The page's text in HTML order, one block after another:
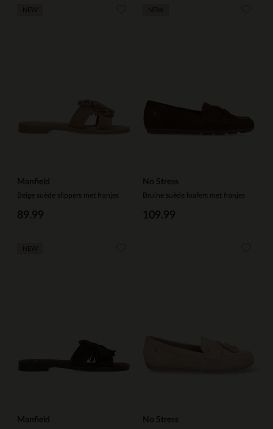
Manfield
Beige suède slippers met franjes
89.99
No Stress
Bruine suède loafers met franjes
109.99
Manfield No Stress